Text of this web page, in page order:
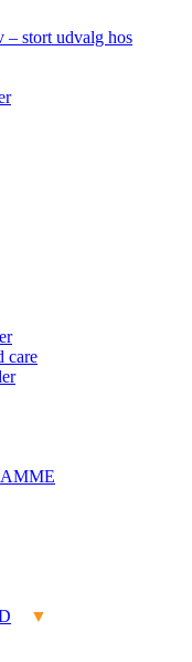
stort udvalg hos
care